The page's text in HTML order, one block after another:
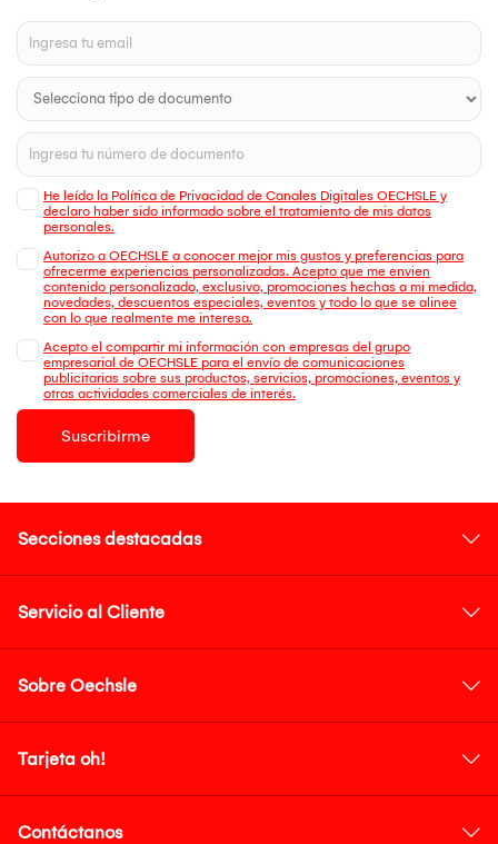
He leído la Política de Privacidad de Canales Digitales OECHSLE y
declaro haber sido informado sobre el tratamiento de mis datos
personales.
Autorizo a OECHSLE a conocer mejor mis gustos y preferencias para
ofrecerme experiencias personalizadas. Acepto que me envien
contenido personalizado, exclusivo, promociones hechas a mi medida,
novedades, descuentos especiales, eventos y todo lo que se alinee
con lo que realmente me interesa.
Acepto el compartir mi información con empresas del grupo
empresarial de OECHSLE para el envío de comunicaciones
publicitarias sobre sus productos, servicios, promociones, eventos y
otras actividades comerciales de interés.
Suscribirme
Secciones destacadas
Servicio al Cliente
Sobre Oechsle
Tarjeta oh!
Contáctanos